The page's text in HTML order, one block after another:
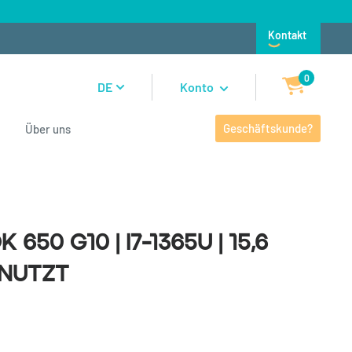
Kontakt
DE Konto
0
Über uns Geschäftskunde?
G10 | i7-1365U | 15,6